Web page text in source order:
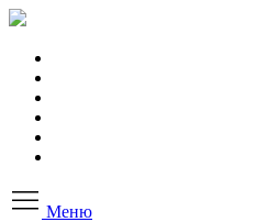
Меню